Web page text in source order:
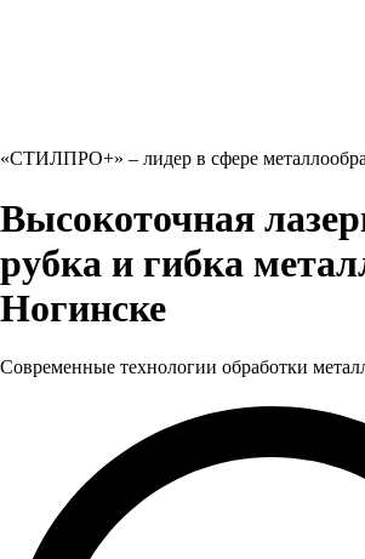
«СТИЛПРО+» – лидер в сфере
Высокоточная
рубка и гибка
Ногинске
Современные технологии обработки